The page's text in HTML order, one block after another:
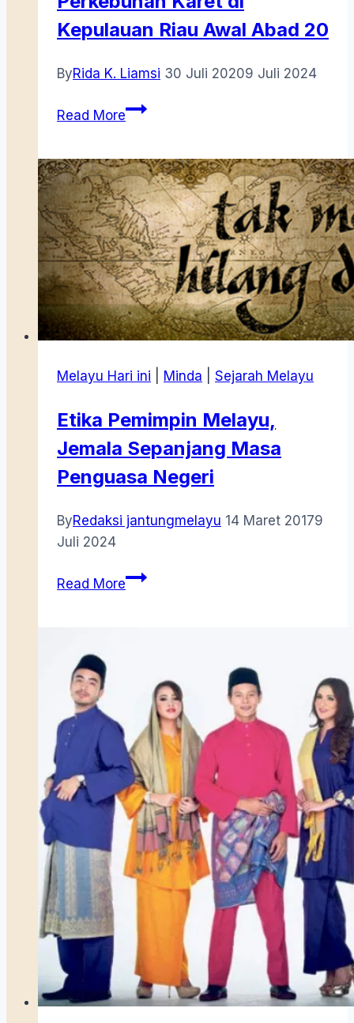
Kepulauan Riau Awal Abad 20
ByRida K. Liamsi 30 Juli 20209 Juli 2024
Read MorePerkebunan
Kepulauan
Riau
Awal
Abad
20
Melayu Hari ini Minda Sejarah Melayu
Etika Pemimpin Melayu,
Jemala Sepanjang Masa
Penguasa Negeri
ByRedaksi jantungmelayu 14 Maret 20179
Juli 2024
Read MoreEtika
Masa
Penguasa
Negeri